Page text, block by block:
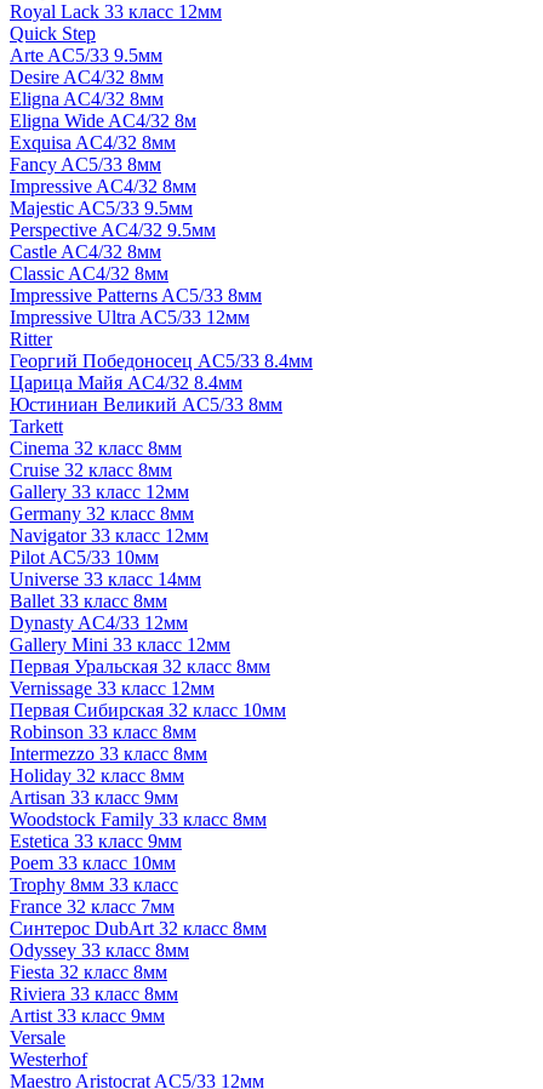
Royal Lack 33 класс 12мм
Quick Step
Arte AC5/33 9.5мм
Desire AC4/32 8мм
Eligna AC4/32 8мм
Eligna Wide AC4/32 8м
Exquisa AC4/32 8мм
Fancy AC5/33 8мм
Impressive AC4/32 8мм
Majestic AC5/33 9.5мм
Perspective AC4/32 9.5мм
Castle AC4/32 8мм
Classic AC4/32 8мм
Impressive Patterns AC5/33 8мм
Impressive Ultra AC5/33 12мм
Ritter
Георгий Победоносец AC5/33 8.4мм
Царица Майя AC4/32 8.4мм
Юстиниан Великий AC5/33 8мм
Tarkett
Cinema 32 класс 8мм
Cruise 32 класс 8мм
Gallery 33 класс 12мм
Germany 32 класс 8мм
Navigator 33 класс 12мм
Pilot AC5/33 10мм
Universe 33 класс 14мм
Ballet 33 класс 8мм
Dynasty AC4/33 12мм
Gallery Mini 33 класс 12мм
Первая Уральская 32 класс 8мм
Vernissage 33 класс 12мм
Первая Сибирская 32 класс 10мм
Robinson 33 класс 8мм
Intermezzo 33 класс 8мм
Holiday 32 класс 8мм
Artisan 33 класс 9мм
Woodstock Family 33 класс 8мм
Estetica 33 класс 9мм
Poem 33 класс 10мм
Trophy 8мм 33 класс
France 32 класс 7мм
Синтерос DubArt 32 класс 8мм
Odyssey 33 класс 8мм
Fiesta 32 класс 8мм
Riviera 33 класс 8мм
Artist 33 класс 9мм
Versale
Westerhof
Maestro Aristocrat AC5/33 12мм